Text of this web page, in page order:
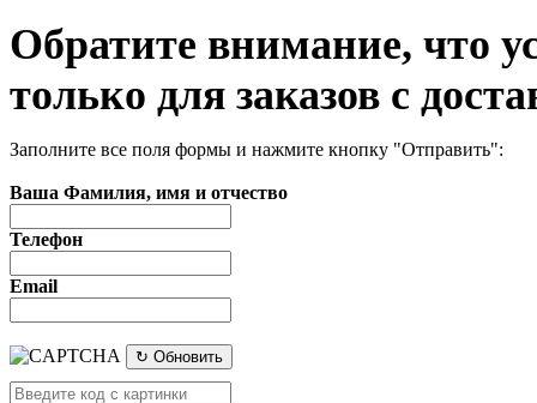
Обратите внимание, что
только для заказов с
Заполните все поля формы и нажмите кнопку "Отправить":
Ваша Фамилия, имя и отчество
Телефон
Email
↻ Обновить